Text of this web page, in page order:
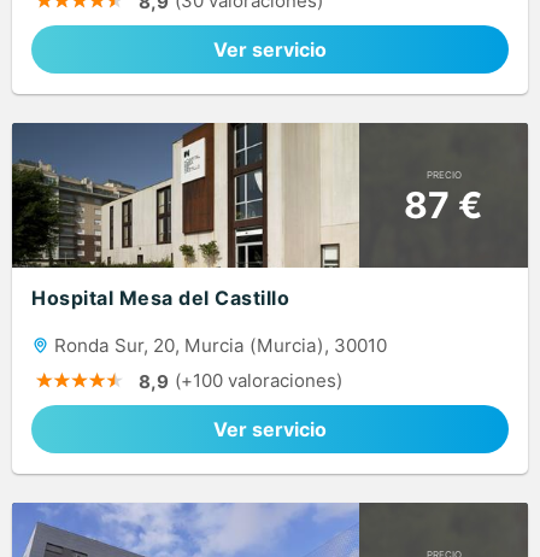
Ver servicio
PRECIO
87 €
Hospital Mesa del Castillo
Ronda Sur, 20, Murcia (Murcia), 30010
8,9 (+100 valoraciones)
Ver servicio
PRECIO